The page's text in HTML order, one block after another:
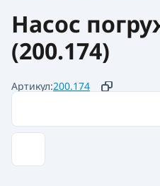
Насос
(200.174)
Артикул:200.174